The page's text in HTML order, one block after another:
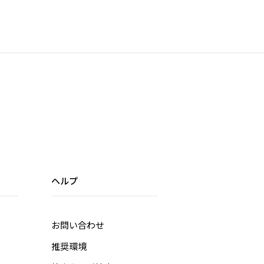
ヘルプ
お問い合わせ
推奨環境